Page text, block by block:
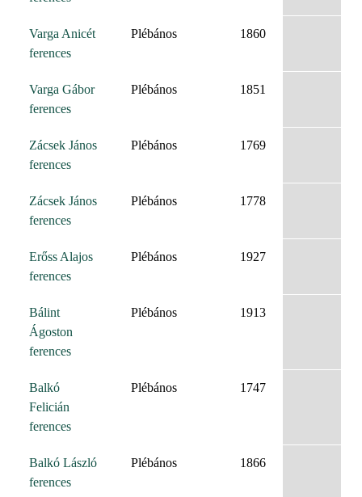
Varga Anicét
ferences
Plébános 1860
Varga Gábor
ferences
Plébános 1851
Zácsek János
ferences
Plébános 1769
Zácsek János
ferences
Plébános 1778
Erőss Alajos
ferences
Plébános 1927
Bálint
Ágoston
ferences
Plébános 1913
Balkó
Felicián
ferences
Plébános 1747
Balkó László
ferences
Plébános 1866